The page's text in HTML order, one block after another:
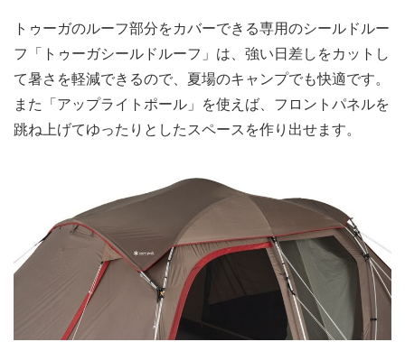
トゥーガのルーフ部分をカバーできる専用のシールドルー
フ「トゥーガシールドルーフ」は、強い日差しをカットし
て暑さを軽減できるので、夏場のキャンプでも快適です。
また「アップライトポール」を使えば、フロントパネルを
跳ね上げてゆったりとしたスペースを作り出せます。